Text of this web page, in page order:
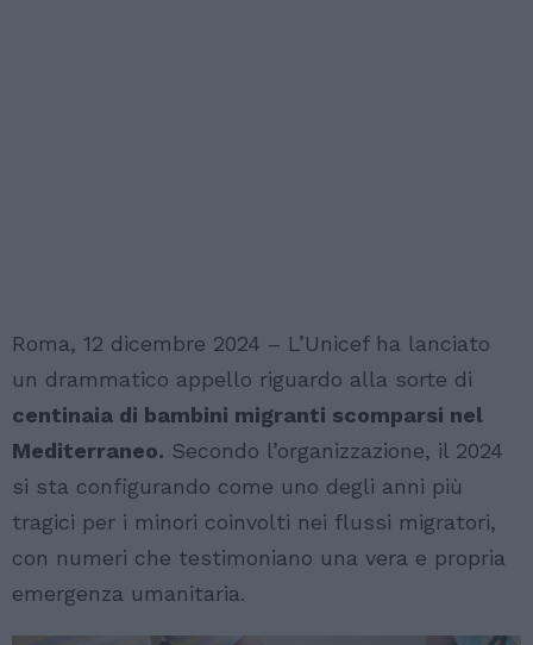
Roma, 12 dicembre 2024 – L’Unicef ha lanciato
un drammatico appello riguardo alla sorte di
centinaia di bambini migranti scomparsi nel
Mediterraneo. Secondo l’organizzazione, il 2024
si sta configurando come uno degli anni più
tragici per i minori coinvolti nei flussi migratori,
con numeri che testimoniano una vera e propria
emergenza umanitaria.